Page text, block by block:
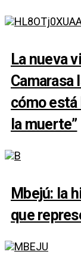
La nueva
Camarasa
cómo está
la muerte”
Mbejú: la
que